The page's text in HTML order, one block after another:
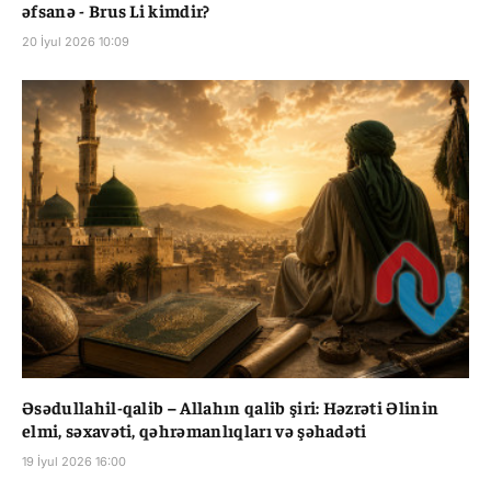
əfsanə - Brus Li kimdir?
20 İyul 2026 10:09
Əsədullahil-qalib – Allahın qalib şiri: Həzrəti Əlinin
elmi, səxavəti, qəhrəmanlıqları və şəhadəti
19 İyul 2026 16:00